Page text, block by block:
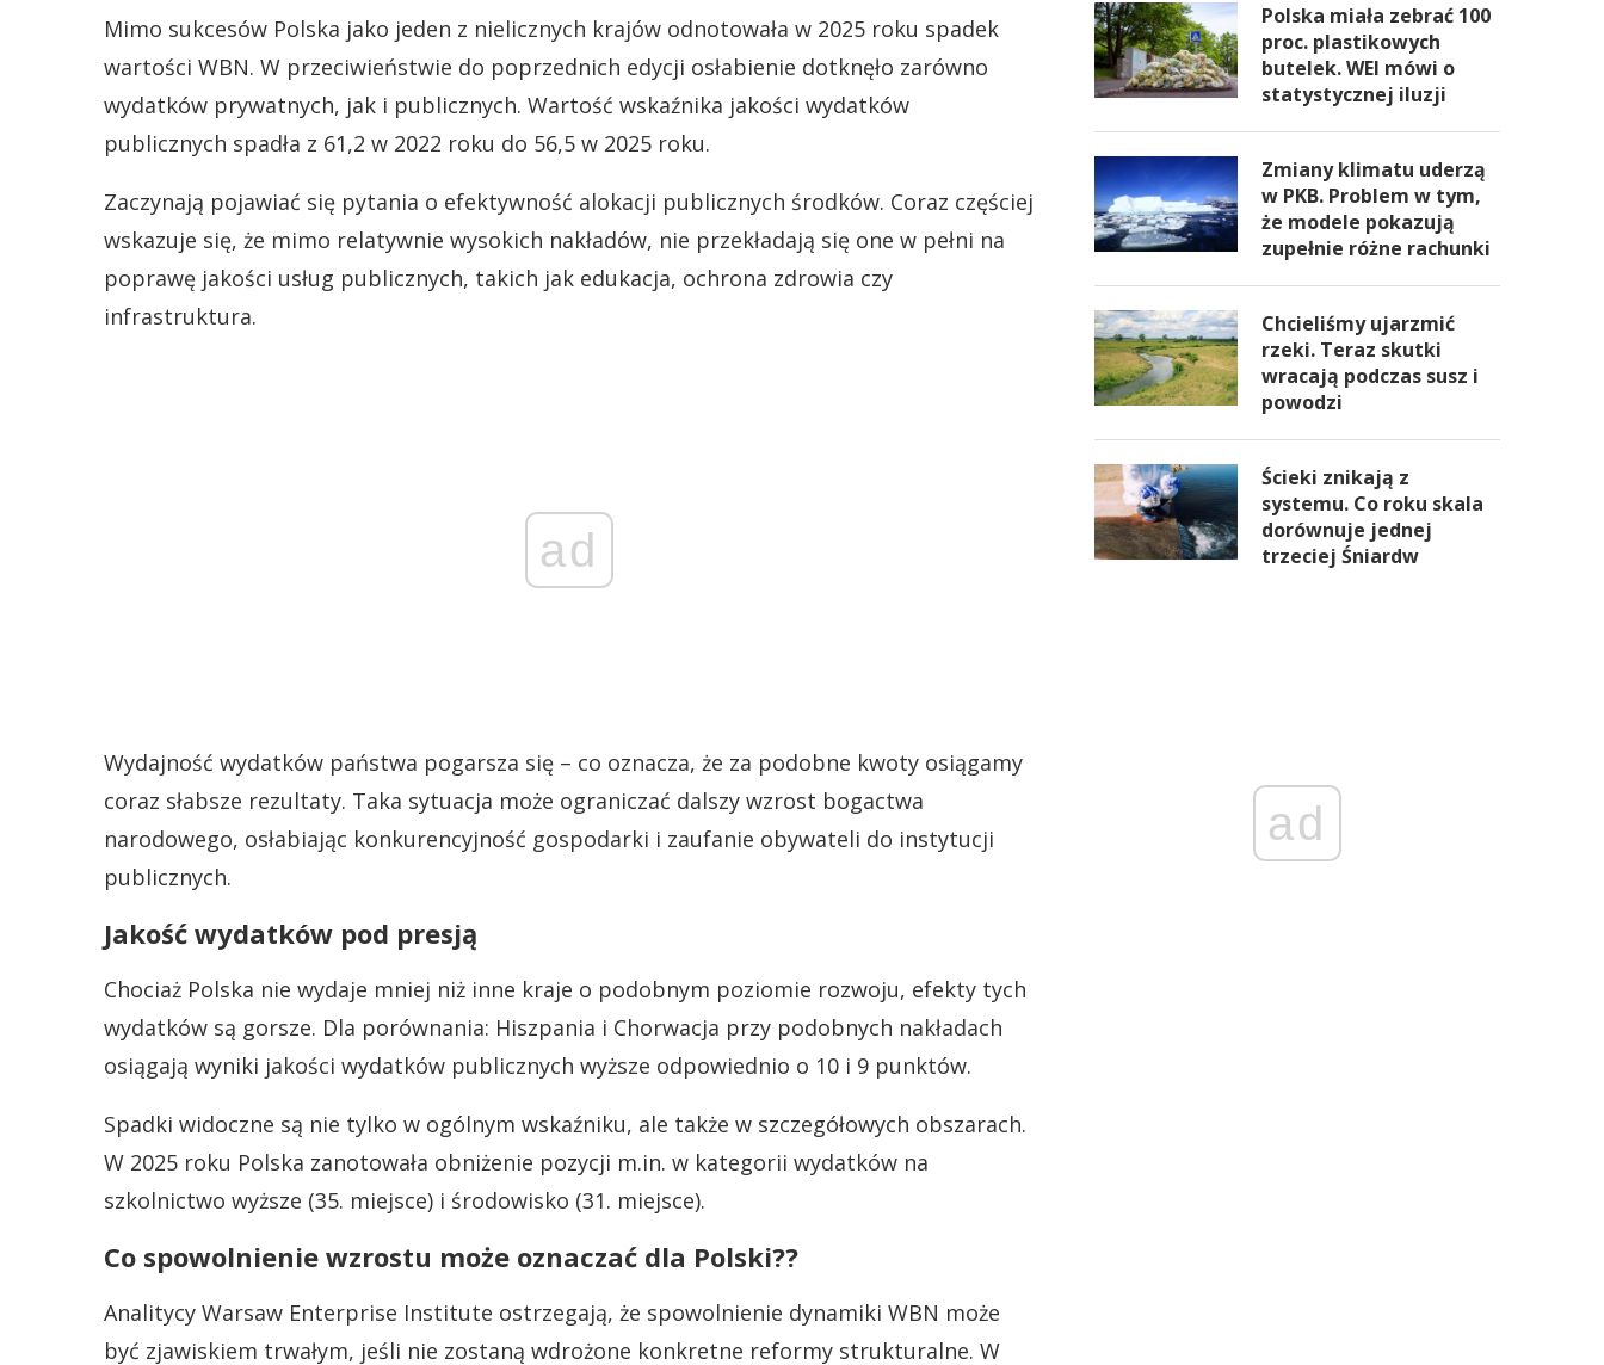
Mimo sukcesów Polska jako jeden z nielicznych krajów odnotowała w 2025 roku spadek
wartości WBN. W przeciwieństwie do poprzednich edycji osłabienie dotknęło zarówno
wydatków prywatnych, jak i publicznych. Wartość wskaźnika jakości wydatków
publicznych spadła z 61,2 w 2022 roku do 56,5 w 2025 roku.
Zaczynają pojawiać się pytania o efektywność alokacji publicznych środków. Coraz częściej
wskazuje się, że mimo relatywnie wysokich nakładów, nie przekładają się one w pełni na
poprawę jakości usług publicznych, takich jak edukacja, ochrona zdrowia czy
infrastruktura.
ad
Wydajność wydatków państwa pogarsza się – co oznacza, że za podobne kwoty osiągamy
coraz słabsze rezultaty. Taka sytuacja może ograniczać dalszy wzrost bogactwa
narodowego, osłabiając konkurencyjność gospodarki i zaufanie obywateli do instytucji
publicznych.
Jakość wydatków pod presją
Chociaż Polska nie wydaje mniej niż inne kraje o podobnym poziomie rozwoju, efekty tych
wydatków są gorsze. Dla porównania: Hiszpania i Chorwacja przy podobnych nakładach
osiągają wyniki jakości wydatków publicznych wyższe odpowiednio o 10 i 9 punktów.
Spadki widoczne są nie tylko w ogólnym wskaźniku, ale także w szczegółowych obszarach.
W 2025 roku Polska zanotowała obniżenie pozycji m.in. w kategorii wydatków na
szkolnictwo wyższe (35. miejsce) i środowisko (31. miejsce).
Co spowolnienie wzrostu może oznaczać dla Polski??
Analitycy Warsaw Enterprise Institute ostrzegają, że spowolnienie dynamiki WBN może
być zjawiskiem trwałym, jeśli nie zostaną wdrożone konkretne reformy strukturalne. W
Polska miała zebrać 100
proc. plastikowych
butelek. WEI mówi o
statystycznej iluzji
Zmiany klimatu uderzą
w PKB. Problem w tym,
że modele pokazują
zupełnie różne rachunki
Chcieliśmy ujarzmić
rzeki. Teraz skutki
wracają podczas susz i
powodzi
Ścieki znikają z
systemu. Co roku skala
dorównuje jednej
trzeciej Śniardw
ad